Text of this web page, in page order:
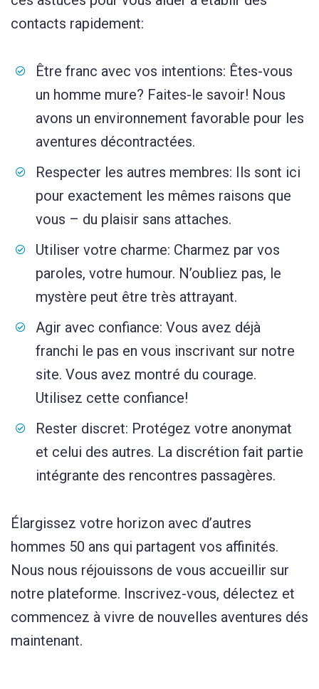
contacts rapidement:
Être franc avec vos intentions: Êtes-vous
un homme mure? Faites-le savoir! Nous
avons un environnement favorable pour les
aventures décontractées.
Respecter les autres membres: Ils sont ici
pour exactement les mêmes raisons que
vous – du plaisir sans attaches.
Utiliser votre charme: Charmez par vos
paroles, votre humour. N’oubliez pas, le
mystère peut être très attrayant.
Agir avec confiance: Vous avez déjà
franchi le pas en vous inscrivant sur notre
site. Vous avez montré du courage.
Utilisez cette confiance!
Rester discret: Protégez votre anonymat
et celui des autres. La discrétion fait partie
intégrante des rencontres passagères.
Élargissez votre horizon avec d’autres
hommes 50 ans qui partagent vos affinités.
Nous nous réjouissons de vous accueillir sur
notre plateforme. Inscrivez-vous, délectez et
commencez à vivre de nouvelles aventures dés
maintenant.